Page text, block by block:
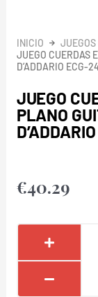
INICIO
JUEGO CUERDAS
D’ADDARIO ECG-
JUEGO
PLANO
€40.29